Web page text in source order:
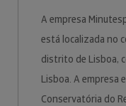
A empresa
está localizada no
distrito de Lisboa,
Lisboa. A empresa
Conservatória do